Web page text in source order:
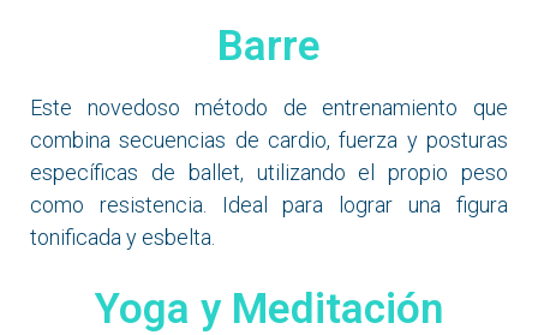
Barre
Este novedoso método de entrenamiento que
combina secuencias de cardio, fuerza y posturas
específicas de ballet, utilizando el propio peso
como resistencia. Ideal para lograr una figura
tonificada y esbelta.
Yoga y Meditación